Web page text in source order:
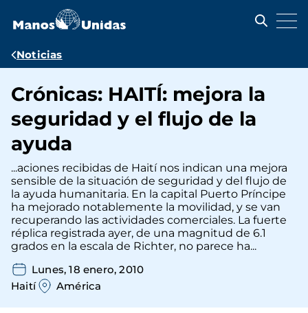
contenido
Ruta
navegación
Noticias
Crónicas: HAITÍ: mejora la
seguridad y el flujo de la
ayuda
...aciones recibidas de Haití nos indican una mejora
sensible de la situación de seguridad y del flujo de
la ayuda humanitaria. En la capital Puerto Príncipe
ha mejorado notablemente la movilidad, y se van
recuperando las actividades comerciales. La fuerte
réplica registrada ayer, de una magnitud de 6.1
grados en la escala de Richter, no parece ha...
Lunes, 18 enero, 2010
Haití
América